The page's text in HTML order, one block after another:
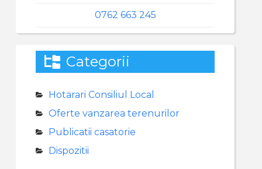
0762 663 245
Categorii
Hotarari Consiliul Local
Oferte vanzarea terenurilor
Publicatii casatorie
Dispozitii